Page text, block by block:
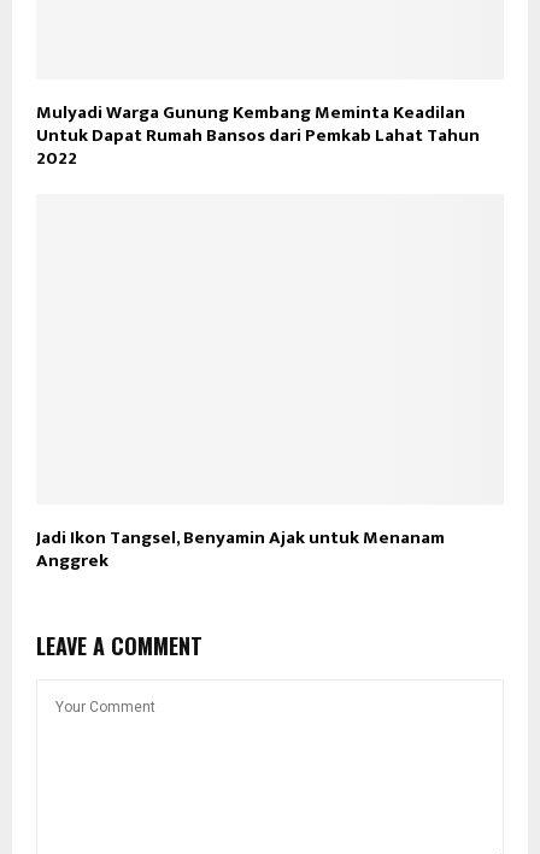
Mulyadi Warga Gunung Kembang Meminta Keadilan
Untuk Dapat Rumah Bansos dari Pemkab Lahat Tahun
2022
Jadi Ikon Tangsel, Benyamin Ajak untuk Menanam
Anggrek
LEAVE A COMMENT